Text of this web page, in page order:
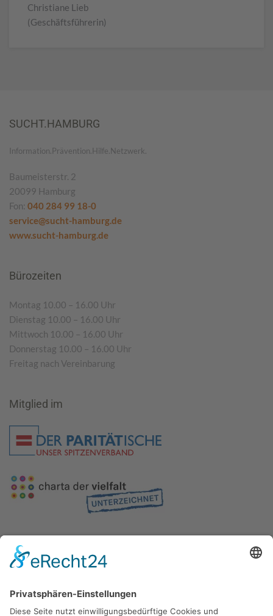
Christiane Lieb
(Geschäftsführerin)
SUCHT.HAMBURG
Information.Prävention.Hilfe.Netzwerk.
Baumeisterstr. 2
20099 Hamburg
Fon: 040 284 99 18-0
service@sucht-hamburg.de
www.sucht-hamburg.de
Bürozeiten
Montag 10.00 – 16.00 Uhr
Dienstag 10.00 – 16.00 Uhr
Mittwoch 10.00 – 16.00 Uhr
Donnerstag 10.00 – 16.00 Uhr
Freitag nach Vereinbarung
Mitglied im